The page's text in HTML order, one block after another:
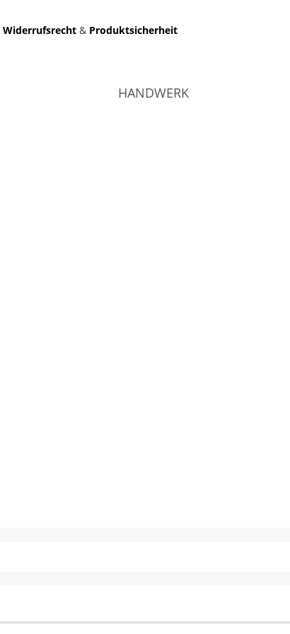
Widerrufsrecht & Produktsicherheit
HANDWERK